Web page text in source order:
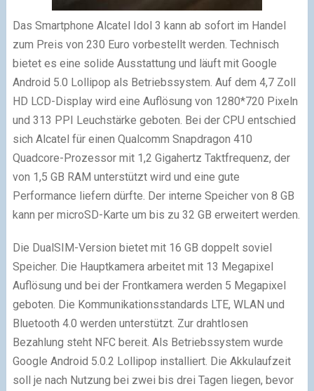
Das Smartphone Alcatel Idol 3 kann ab sofort im Handel
zum Preis von 230 Euro vorbestellt werden. Technisch
bietet es eine solide Ausstattung und läuft mit Google
Android 5.0 Lollipop als Betriebssystem. Auf dem 4,7 Zoll
HD LCD-Display wird eine Auflösung von 1280*720 Pixeln
und 313 PPI Leuchstärke geboten. Bei der CPU entschied
sich Alcatel für einen Qualcomm Snapdragon 410
Quadcore-Prozessor mit 1,2 Gigahertz Taktfrequenz, der
von 1,5 GB RAM unterstützt wird und eine gute
Performance liefern dürfte. Der interne Speicher von 8 GB
kann per microSD-Karte um bis zu 32 GB erweitert werden.
Die DualSIM-Version bietet mit 16 GB doppelt soviel
Speicher. Die Hauptkamera arbeitet mit 13 Megapixel
Auflösung und bei der Frontkamera werden 5 Megapixel
geboten. Die Kommunikationsstandards LTE, WLAN und
Bluetooth 4.0 werden unterstützt. Zur drahtlosen
Bezahlung steht NFC bereit. Als Betriebssystem wurde
Google Android 5.0.2 Lollipop installiert. Die Akkulaufzeit
soll je nach Nutzung bei zwei bis drei Tagen liegen, bevor